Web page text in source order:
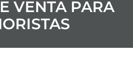
VENTA PARA